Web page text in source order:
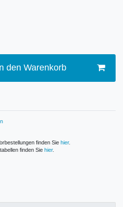
den Warenkorb
finden Sie hier.
finden Sie hier.